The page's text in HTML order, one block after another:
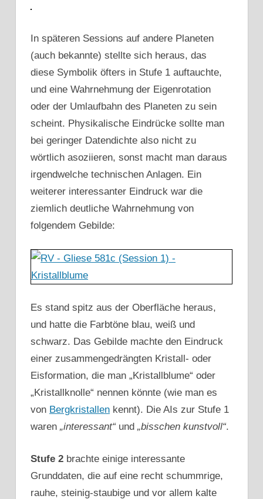
In späteren Sessions auf andere Planeten
(auch bekannte) stellte sich heraus, das
diese Symbolik öfters in Stufe 1 auftauchte,
und eine Wahrnehmung der Eigenrotation
oder der Umlaufbahn des Planeten zu sein
scheint. Physikalische Eindrücke sollte man
bei geringer Datendichte also nicht zu
wörtlich asoziieren, sonst macht man daraus
irgendwelche technischen Anlagen. Ein
weiterer interessanter Eindruck war die
ziemlich deutliche Wahrnehmung von
folgendem Gebilde:
Es stand spitz aus der Oberfläche heraus,
und hatte die Farbtöne blau, weiß und
schwarz. Das Gebilde machte den Eindruck
einer zusammengedrängten Kristall- oder
Eisformation, die man „Kristallblume“ oder
„Kristallknolle“ nennen könnte (wie man es
von Bergkristallen kennt). Die AIs zur Stufe 1
waren „interessant“ und „bisschen kunstvoll“.
Stufe 2 brachte einige interessante
Grunddaten, die auf eine recht schummrige,
rauhe, steinig-staubige und vor allem kalte